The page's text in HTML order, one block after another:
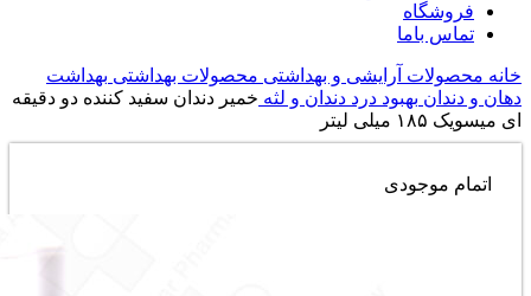
فروشگاه
تماس باما
خانه محصولات آرایشی و بهداشتی محصولات بهداشتی بهداشت
دهان و دندان بهبود درد دندان و لثه خمیر دندان سفید کننده دو دقیقه
ای میسویک ۱۸۵ میلی لیتر
اتمام موجودی